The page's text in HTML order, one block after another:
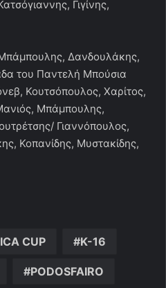
Γιγίνης,
Δανδουλάκης,
του Παντελή Μπούσια
Κουτσόπουλος, Χαρίτος,
Μπάμπουλης,
Γιαννόπουλος,
Κοπανίδης, Μυστακίδης,
CUP K-16
PODOSFAIRO